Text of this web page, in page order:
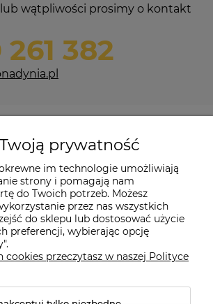
wątpliwości prosimy o kontakt
382
|ul. Konarskiego 9a| 66-200 Świebodzin |
prywatność
im technologie umożliwiają
strony i pomagają nam
do Twoich potrzeb. Możesz
przez nas wszystkich
do sklepu lub dostosować użycie
preferencji, wybierając opcję
cookies przeczytasz w naszej Polityce